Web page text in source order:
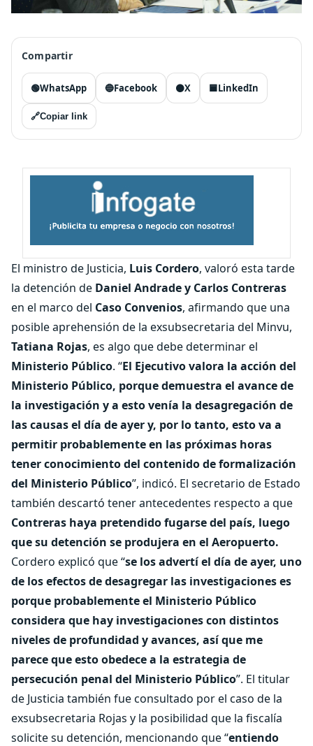
Compartir
🟢WhatsApp 🔵Facebook ⚫X 🟦LinkedIn
🔗Copiar link
El ministro de Justicia, Luis Cordero, valoró esta tarde
la detención de Daniel Andrade y Carlos Contreras
en el marco del Caso Convenios, afirmando que una
posible aprehensión de la exsubsecretaria del Minvu,
Tatiana Rojas, es algo que debe determinar el
Ministerio Público. “El Ejecutivo valora la acción del
Ministerio Público, porque demuestra el avance de
la investigación y a esto venía la desagregación de
las causas el día de ayer y, por lo tanto, esto va a
permitir probablemente en las próximas horas
tener conocimiento del contenido de formalización
del Ministerio Público”, indicó. El secretario de Estado
también descartó tener antecedentes respecto a que
Contreras haya pretendido fugarse del país, luego
que su detención se produjera en el Aeropuerto.
Cordero explicó que “se los advertí el día de ayer, uno
de los efectos de desagregar las investigaciones es
porque probablemente el Ministerio Público
considera que hay investigaciones con distintos
niveles de profundidad y avances, así que me
parece que esto obedece a la estrategia de
persecución penal del Ministerio Público”. El titular
de Justicia también fue consultado por el caso de la
exsubsecretaria Rojas y la posibilidad que la fiscalía
solicite su detención, mencionando que “entiendo